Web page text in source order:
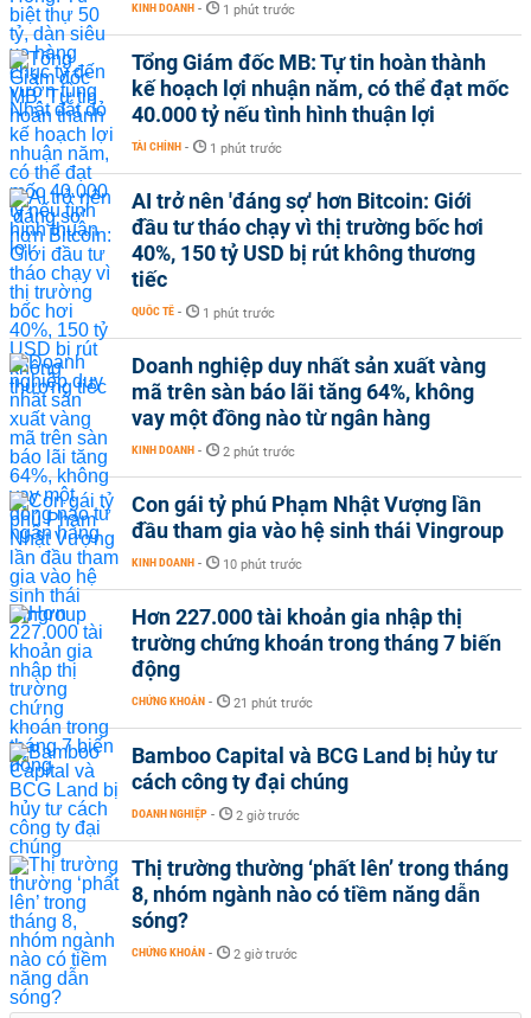
KINH DOANH - 1 phút trước
Tổng Giám đốc MB: Tự tin hoàn thành
kế hoạch lợi nhuận năm, có thể đạt mốc
40.000 tỷ nếu tình hình thuận lợi
TÀI CHÍNH - 1 phút trước
AI trở nên 'đáng sợ' hơn Bitcoin: Giới
đầu tư tháo chạy vì thị trường bốc hơi
40%, 150 tỷ USD bị rút không thương
tiếc
QUỐC TẾ - 1 phút trước
Doanh nghiệp duy nhất sản xuất vàng
mã trên sàn báo lãi tăng 64%, không
vay một đồng nào từ ngân hàng
KINH DOANH - 2 phút trước
Con gái tỷ phú Phạm Nhật Vượng lần
đầu tham gia vào hệ sinh thái Vingroup
KINH DOANH - 10 phút trước
Hơn 227.000 tài khoản gia nhập thị
trường chứng khoán trong tháng 7 biến
động
CHỨNG KHOÁN - 21 phút trước
Bamboo Capital và BCG Land bị hủy tư
cách công ty đại chúng
DOANH NGHIỆP - 2 giờ trước
Thị trường thường ‘phất lên’ trong tháng
8, nhóm ngành nào có tiềm năng dẫn
sóng?
CHỨNG KHOÁN - 2 giờ trước